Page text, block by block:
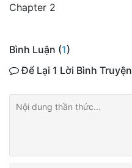
Chapter 2
Bình Luận (1)
Để Lại 1 Lời Bình Truyện